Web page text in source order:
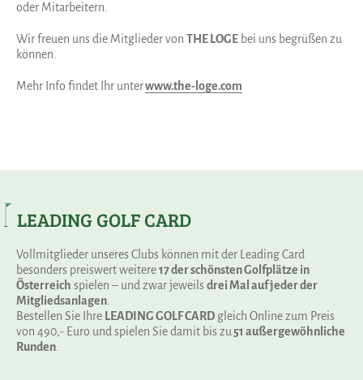
oder Mitarbeitern.
Wir freuen uns die Mitglieder von THE LOGE bei uns begrüßen zu
können.
Mehr Info findet Ihr unterwww.the-loge.com
LEADING GOLF CARD
Vollmitglieder unseres Clubs können mit der Leading Card
besonders preiswert weitere17 der schönsten Golfplätze in
Österreich spielen – und zwar jeweilsdrei Mal auf jeder der
Mitgliedsanlagen.
Bestellen Sie Ihre LEADING GOLF CARD gleich Online zum Preis
von 490,- Euro und spielen Sie damit bis zu51 außergewöhnliche
Runden.